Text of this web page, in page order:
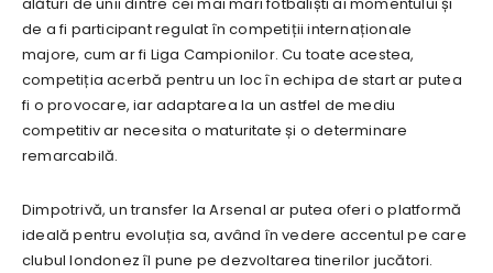
de a fi participant regulat în competiții internaționale
majore, cum ar fi Liga Campionilor. Cu toate acestea,
competiția acerbă pentru un loc în echipa de start ar putea
fi o provocare, iar adaptarea la un astfel de mediu
competitiv ar necesita o maturitate și o determinare
remarcabilă.
Dimpotrivă, un transfer la Arsenal ar putea oferi o platformă
ideală pentru evoluția sa, având în vedere accentul pe care
clubul londonez îl pune pe dezvoltarea tinerilor jucători.